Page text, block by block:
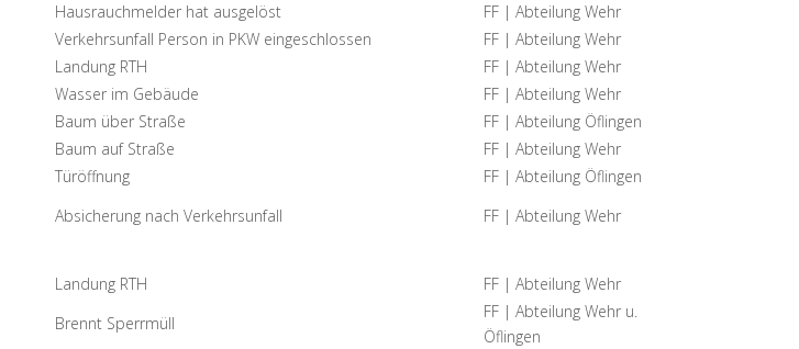
Hausrauchmelder hat ausgelöst
FF | Abteilung Wehr
Verkehrsunfall Person in PKW eingeschlossen
FF | Abteilung Wehr
Landung RTH
FF | Abteilung Wehr
Wasser im Gebäude
FF | Abteilung Wehr
Baum über Straße
FF | Abteilung Öflingen
Baum auf Straße
FF | Abteilung Wehr
Türöffnung
FF | Abteilung Öflingen
Absicherung nach Verkehrsunfall
FF | Abteilung Wehr
Landung RTH
FF | Abteilung Wehr
Brennt Sperrmüll
FF | Abteilung Wehr u.
Öflingen